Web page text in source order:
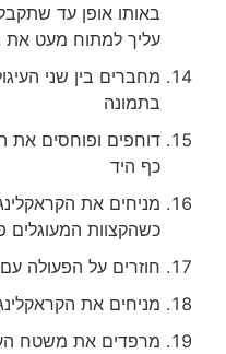
באותו אופן עד שתקבלו
עליך למתוח מעט את
מחברים בין שני
בתמונה
דוחפים ופוחסים את
כף היד
מניחים את הקראקלינג
כשהקצוות המעוגלים
חוזרים על הפעולה עם
מניחים את הקראקלינגן
מרפדים את משטח